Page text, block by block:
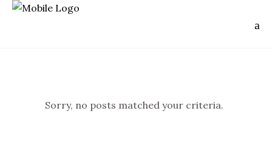
Sorry, no posts matched your criteria.